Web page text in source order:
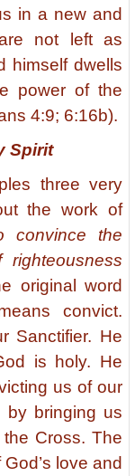
in a new and
not left as
himself dwells
power of the
4:9; 6:16b).
Spirit
three very
the work of
convince the
original word
convict.
Sanctifier. He
is holy. He
us of our
by bringing us
Cross. The
love and